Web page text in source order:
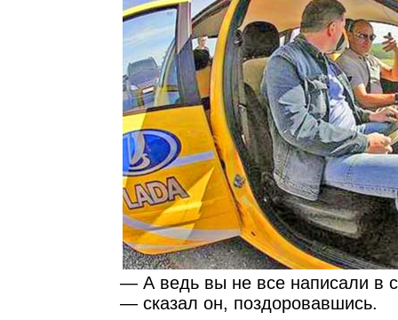
— А ведь вы не все написали в
— сказал он, поздоровавшись.